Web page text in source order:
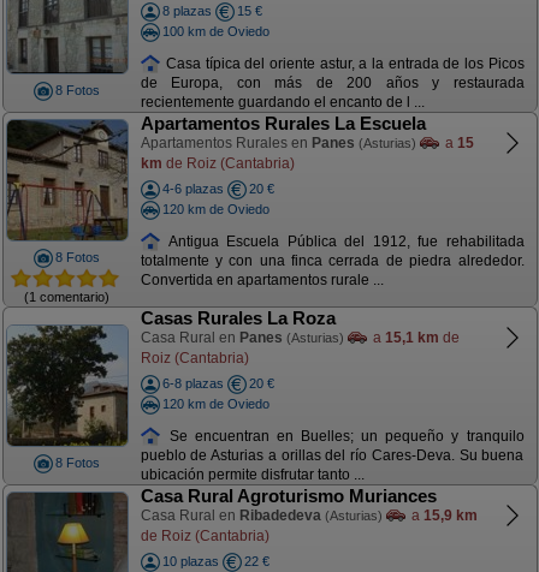
8 Fotos
8 plazas
15 €
100 km de Oviedo
Casa típica del oriente astur, a la entrada de los Picos
de Europa, con más de 200 años y restaurada
recientemente guardando el encanto de l ...
8 Fotos
(1 comentario)
Apartamentos Rurales La Escuela
Apartamentos Rurales en Panes (Asturias) a 15
km de Roiz (Cantabria)
4-6 plazas
20 €
120 km de Oviedo
Antigua Escuela Pública del 1912, fue rehabilitada
totalmente y con una finca cerrada de piedra alrededor.
Convertida en apartamentos rurale ...
8 Fotos
Casas Rurales La Roza
Casa Rural en Panes (Asturias) a 15,1 km de
Roiz (Cantabria)
6-8 plazas
20 €
120 km de Oviedo
Se encuentran en Buelles; un pequeño y tranquilo
pueblo de Asturias a orillas del río Cares-Deva. Su buena
ubicación permite disfrutar tanto ...
Casa Rural Agroturismo Muriances
Casa Rural en Ribadedeva (Asturias) a 15,9 km
de Roiz (Cantabria)
10 plazas
22 €